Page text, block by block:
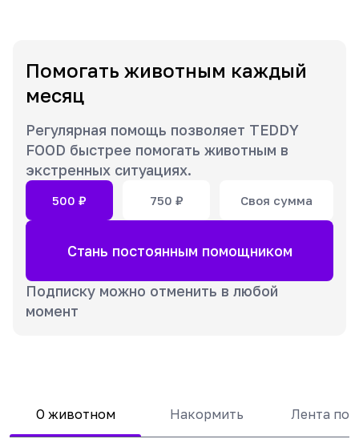
Помогать животным каждый
месяц
Регулярная помощь позволяет TEDDY
FOOD быстрее помогать животным в
экстренных ситуациях.
500 ₽ 750 ₽ Своя сумма
Стань постоянным помощником
Подписку можно отменить в любой
момент
О животном Накормить Лента